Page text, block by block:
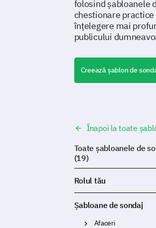
folosind șabloanele
chestionare
înțelegere mai
publicului
Creează șablon de
Înapoi la toate
Toate șabloanele de
(19)
Rolul tău
Șabloane de sondaj
Afaceri